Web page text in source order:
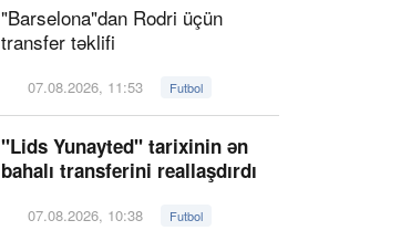
"Barselona"dan Rodri üçün
transfer təklifi
07.08.2026, 11:53 Futbol
"Lids Yunayted" tarixinin ən
bahalı transferini reallaşdırdı
07.08.2026, 10:38 Futbol